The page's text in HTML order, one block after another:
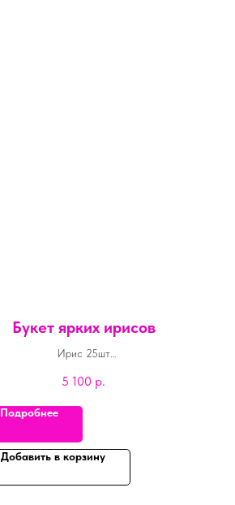
Букет ярких ирисов
Ирис 25шт
5 100 р.
Подробнее
Добавить в корзину